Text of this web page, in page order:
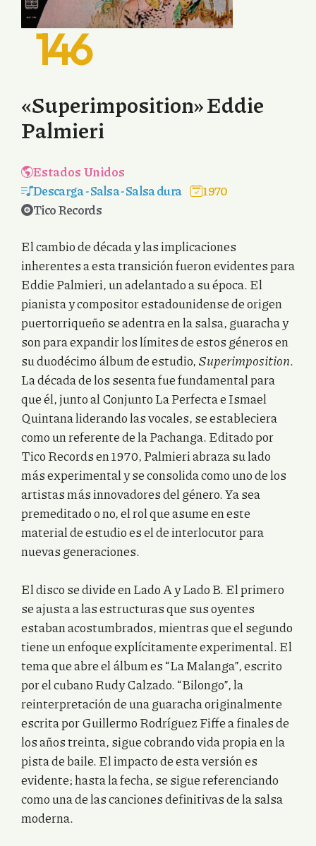
146
«Superimposition» Eddie
Palmieri
Estados Unidos
Descarga-Salsa-Salsa dura
1970
Tico Records
El cambio de década y las implicaciones
inherentes a esta transición fueron evidentes para
Eddie Palmieri, un adelantado a su época. El
pianista y compositor estadounidense de origen
puertorriqueño se adentra en la salsa, guaracha y
son para expandir los límites de estos géneros en
su duodécimo álbum de estudio,Superimposition.
La década de los sesenta fue fundamental para
que él, junto al Conjunto La Perfecta e Ismael
Quintana liderando las vocales, se estableciera
como un referente de la Pachanga. Editado por
Tico Records en 1970, Palmieri abraza su lado
más experimental y se consolida como uno de los
artistas más innovadores del género. Ya sea
premeditado o no, el rol que asume en este
material de estudio es el de interlocutor para
nuevas generaciones.
El disco se divide en Lado A y Lado B. El primero
se ajusta a las estructuras que sus oyentes
estaban acostumbrados, mientras que el segundo
tiene un enfoque explícitamente experimental. El
tema que abre el álbum es “La Malanga”, escrito
por el cubano Rudy Calzado. “Bilongo”, la
reinterpretación de una guaracha originalmente
escrita por Guillermo Rodríguez Fiffe a finales de
los años treinta, sigue cobrando vida propia en la
pista de baile. El impacto de esta versión es
evidente; hasta la fecha, se sigue referenciando
como una de las canciones definitivas de la salsa
moderna.